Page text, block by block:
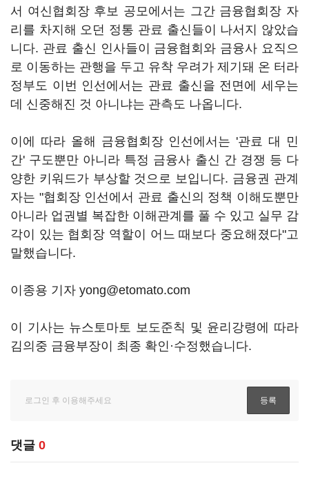
서 여신협회장 후보 공모에서는 그간 금융협회장 자
리를 차지해 오던 정통 관료 출신들이 나서지 않았습
니다. 관료 출신 인사들이 금융협회와 금융사 요직으
로 이동하는 관행을 두고 유착 우려가 제기돼 온 터라
정부도 이번 인선에서는 관료 출신을 전면에 세우는
데 신중해진 것 아니냐는 관측도 나옵니다.
이에 따라 올해 금융협회장 인선에서는 '관료 대 민
간' 구도뿐만 아니라 특정 금융사 출신 간 경쟁 등 다
양한 키워드가 부상할 것으로 보입니다. 금융권 관계
자는 "협회장 인선에서 관료 출신의 정책 이해도뿐만
아니라 업권별 복잡한 이해관계를 풀 수 있고 실무 감
각이 있는 협회장 역할이 어느 때보다 중요해졌다"고
말했습니다.
이종용 기자 yong@etomato.com
이 기사는 뉴스토마토 보도준칙 및 윤리강령에 따라
김의중 금융부장이 최종 확인·수정했습니다.
댓글 0